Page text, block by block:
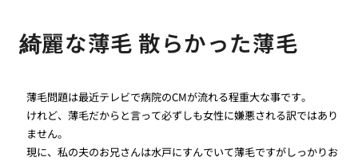
綺麗な薄毛 散らかった薄毛
薄毛問題は最近テレビで病院のCMが流れる程重大な事です。
けれど、薄毛だからと言って必ずしも女性に嫌悪される訳ではあり
ません。
現に、私の夫のお兄さんは水戸にすんでいて薄毛ですがしっかりお